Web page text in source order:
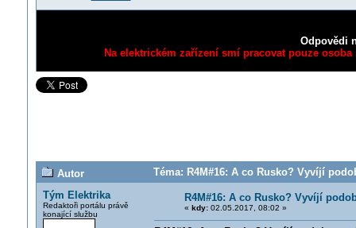
Odpovědi
Na elektrickém zařízení smí pracovat pouze
Autor
Téma: R4M#16: A co Rusko? Vyvíjí
Tým Elektrika
Redaktoři portálu právě
konající službu
R4M#16: A co Rusko? Vyvíjí
« kdy:02.05.2017, 08:02 »